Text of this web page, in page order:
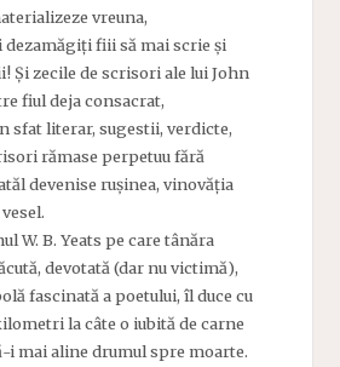
vreuna,
fiii să mai scrie și
Și zecile de scrisori ale lui John
fiul deja consacrat,
sfat literar, sugestii, verdicte,
rămase perpetuu fără
devenise rușinea, vinovăția
W. B. Yeats pe care tânăra
devotată (dar nu victimă),
fascinată a poetului, îl duce cu
la câte o iubită de carne
i mai aline drumul spre moarte.